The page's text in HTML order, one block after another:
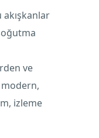
ve
modern,
izleme